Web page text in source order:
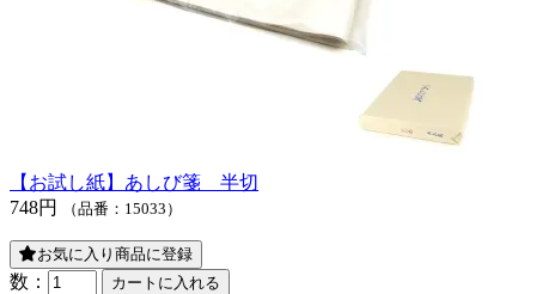
【お試し紙】あしび箋 半切
748円
（品番：15033）
お気に入り商品に登録
数：